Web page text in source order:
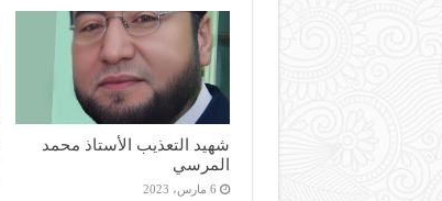
شهيد التعذيب الأستاذ محمد
المرسي
6 مارس، 2023